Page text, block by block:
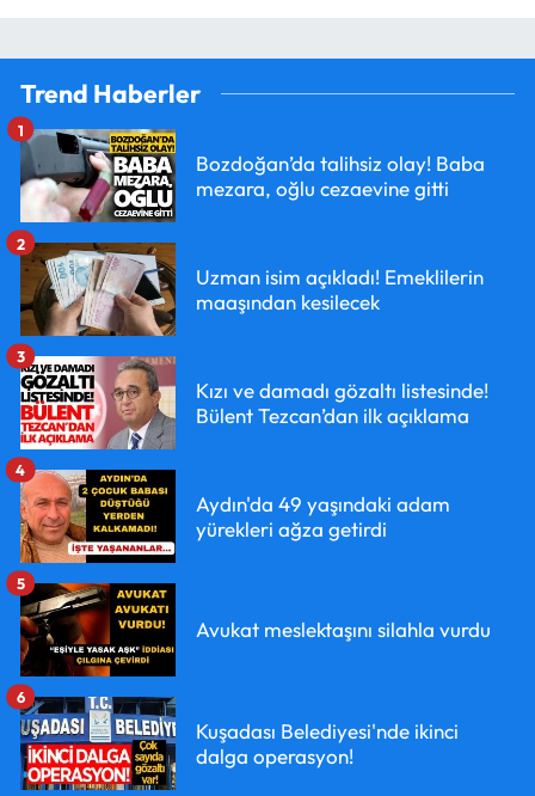
Trend Haberler
Bozdoğan’da talihsiz olay! Baba
mezara, oğlu cezaevine gitti
1
Uzman isim açıkladı! Emeklilerin
maaşından kesilecek
2
Kızı ve damadı gözaltı listesinde!
Bülent Tezcan’dan ilk açıklama
3
Aydın'da 49 yaşındaki adam
yürekleri ağza getirdi
4
Avukat meslektaşını silahla vurdu
5
Kuşadası Belediyesi'nde ikinci
dalga operasyon!
6